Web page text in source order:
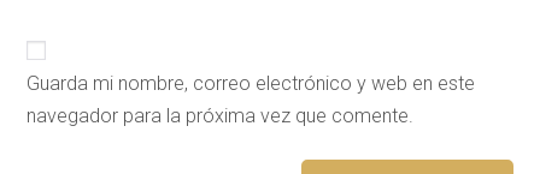
Guarda mi nombre, correo electrónico y web en este
navegador para la próxima vez que comente.